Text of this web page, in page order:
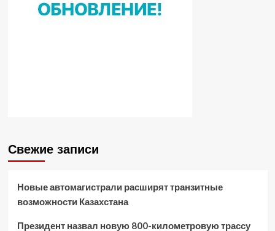
Свежие записи
Новые автомагистрали расширят транзитные
возможности Казахстана
Президент назвал новую 800-километровую трассу